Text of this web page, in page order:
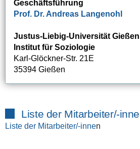
Geschäftsführung
Prof. Dr. Andreas Langenohl
Justus-Liebig-Universität Gießen
Institut für Soziologie
Karl-Glöckner-Str. 21E
35394 Gießen
Liste der Mitarbeiter/-
Liste der Mitarbeiter/-innen